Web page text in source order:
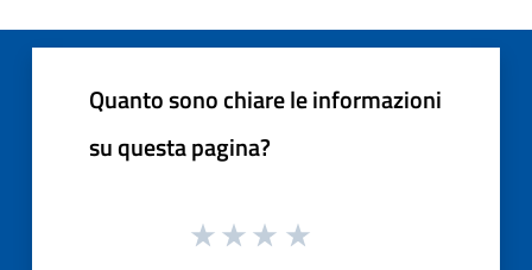
Quanto sono chiare le informazioni
su questa pagina?